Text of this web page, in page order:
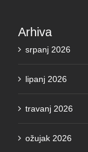
srpanj 2026
lipanj 2026
travanj 2026
ožujak 2026
veljača 2026